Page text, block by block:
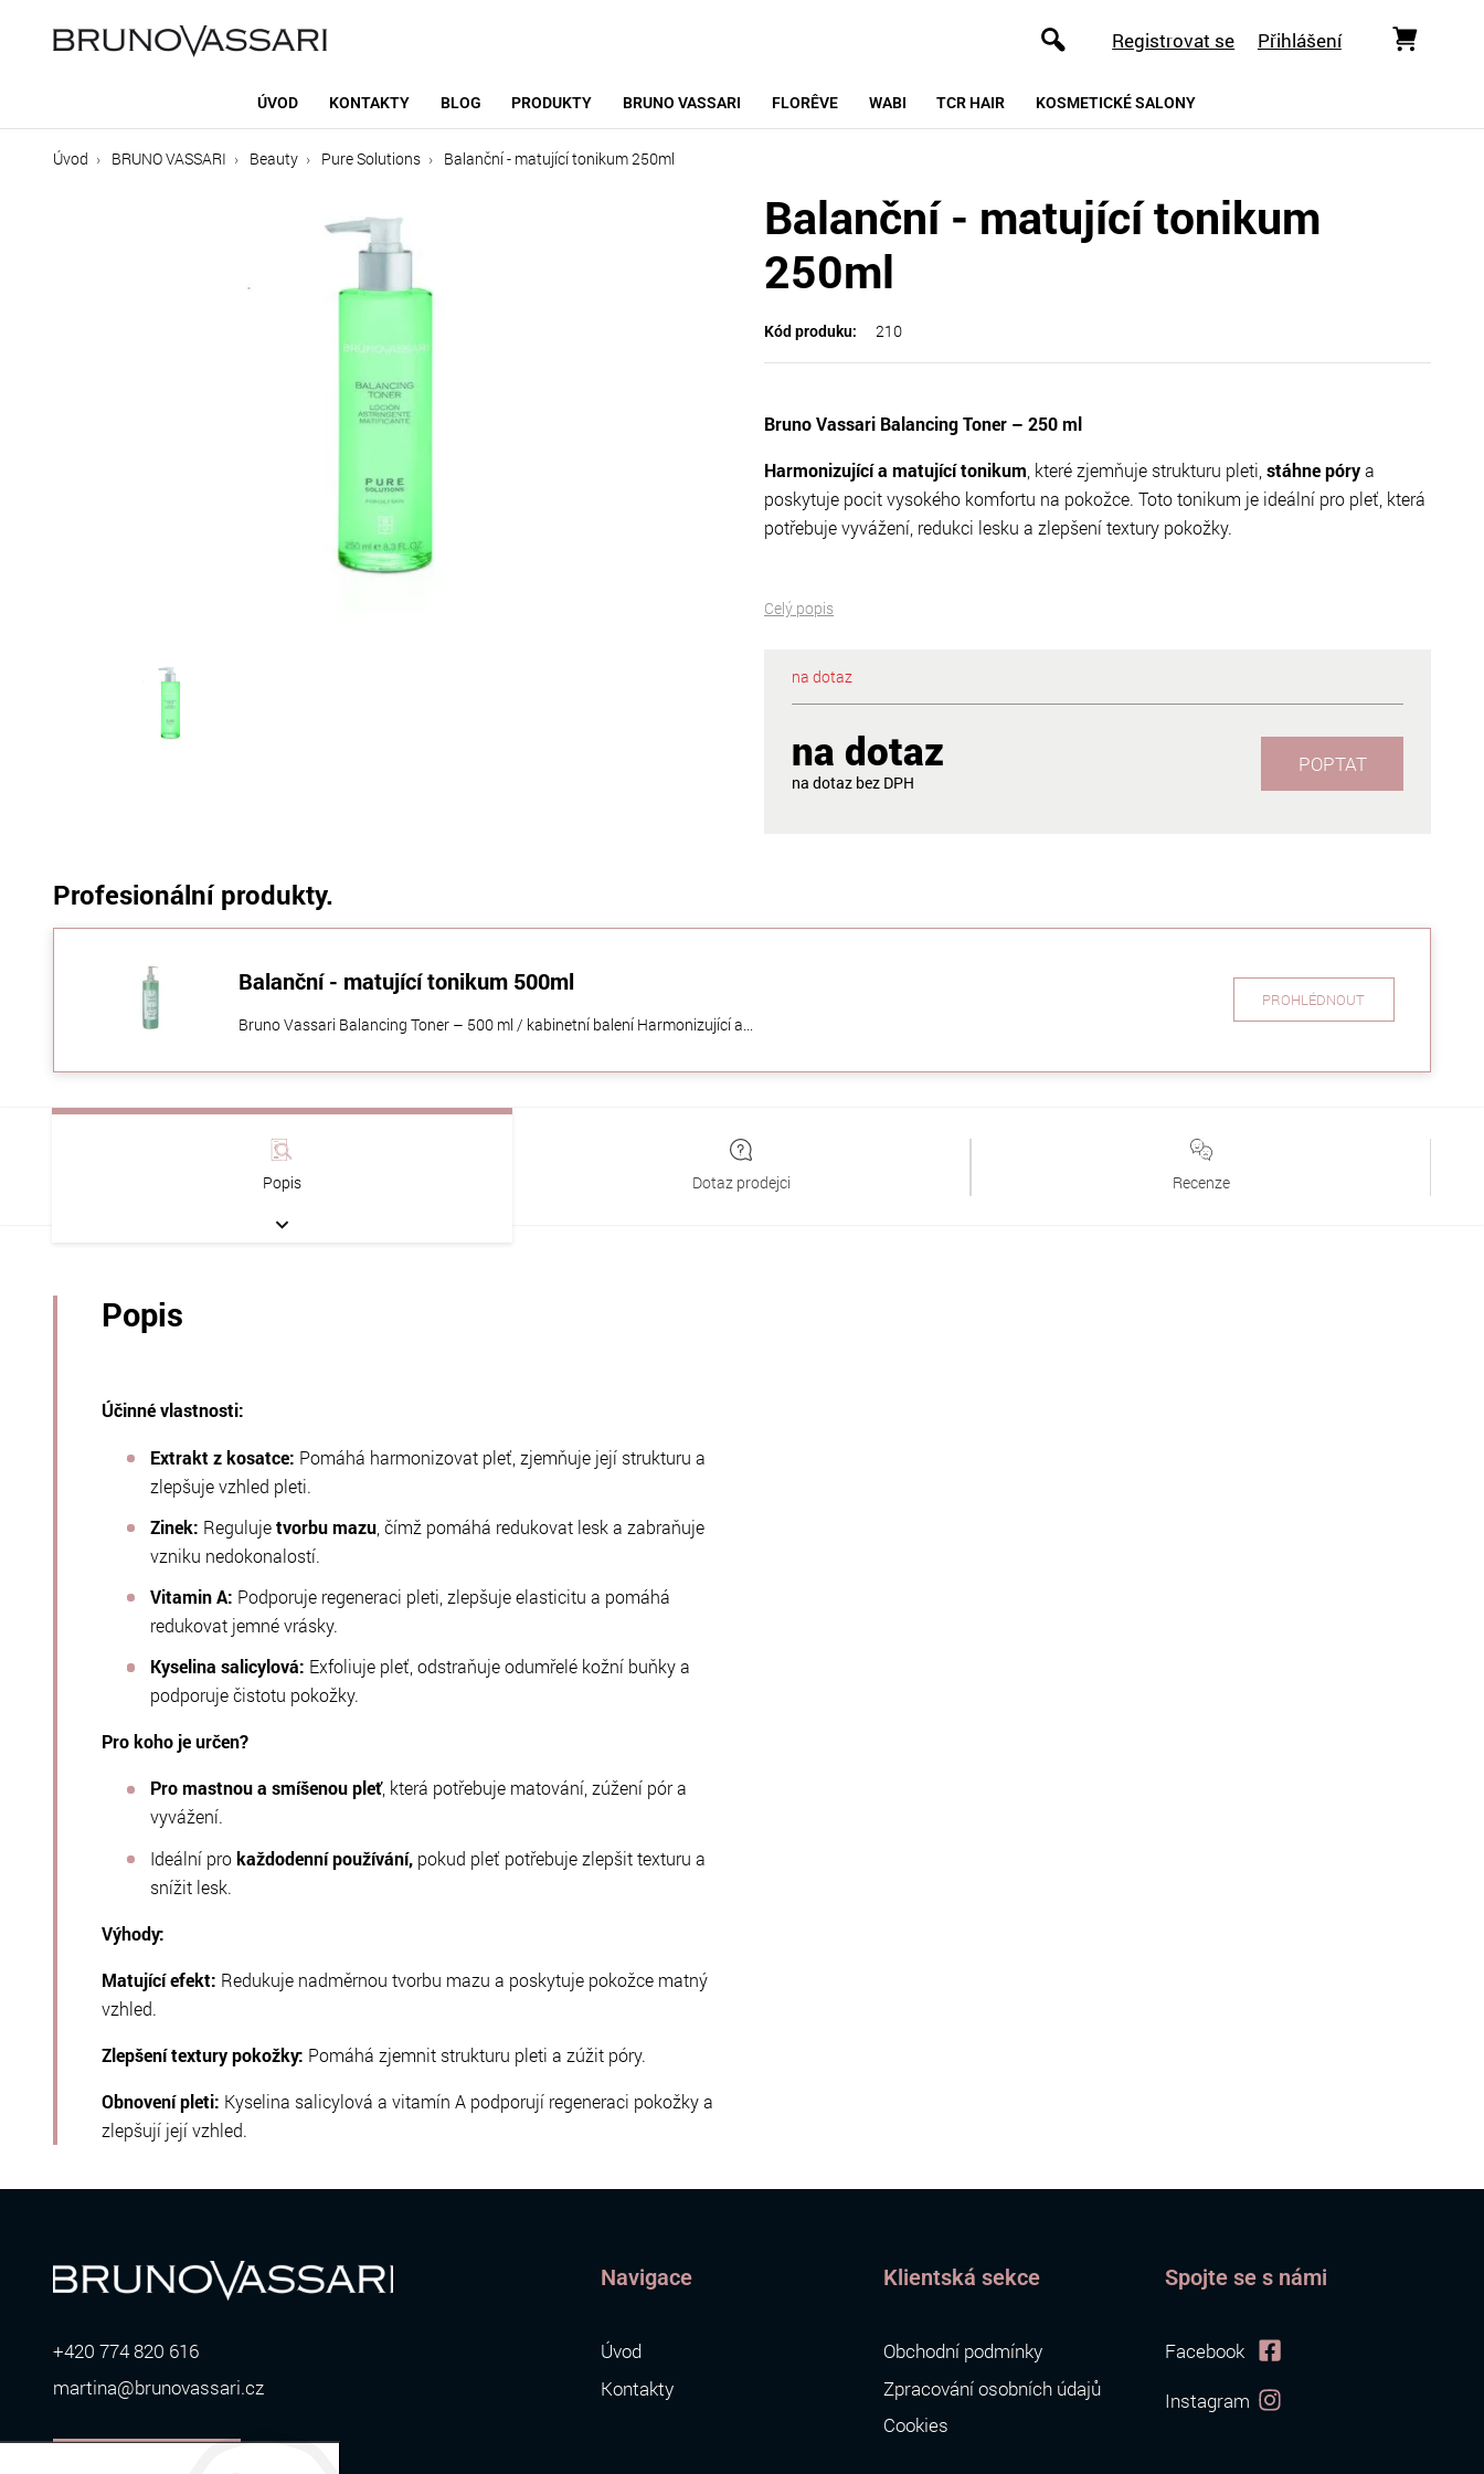
Registrovat se Přihlášení
ÚVOD KONTAKTY BLOG PRODUKTY BRUNO VASSARI FLORÊVE WABI TCR HAIR KOSMETICKÉ SALONY
Úvod BRUNO VASSARI Beauty Pure Solutions Balanční - matující tonikum 250ml
Balanční - matující tonikum
250ml
Kód produku: 210
Bruno Vassari Balancing Toner – 250 ml
Harmonizující a matující tonikum, které zjemňuje strukturu pleti,stáhne pórya
poskytuje pocit vysokého komfortu na pokožce. Toto tonikum je ideální pro pleť, která
potřebuje vyvážení, redukci lesku a zlepšení textury pokožky.
Celý popis
na dotaz
na dotaz
na dotaz
POPTAT
Profesionální produkty.
Balanční - matující tonikum 500ml
Bruno Vassari Balancing Toner – 500 ml / kabinetní balení Harmonizující a...
PROHLÉDNOUT
Popis Dotaz prodejci Recenze
Popis
Účinné vlastnosti:
Extrakt z kosatce: Pomáhá harmonizovat pleť, zjemňuje její strukturu a
zlepšuje vzhled pleti.
Zinek: Regulujetvorbu mazu , čímž pomáhá redukovat lesk a zabraňuje
vzniku nedokonalostí.
Vitamin A: Podporuje regeneraci pleti, zlepšuje elasticitu a pomáhá
redukovat jemné vrásky.
Kyselina salicylová: Exfoliuje pleť, odstraňuje odumřelé kožní buňky a
podporuje čistotu pokožky.
Pro koho je určen?
Pro mastnou a smíšenou pleť, která potřebuje matování, zúžení pór a
vyvážení.
Ideální prokaždodenní používání, pokud pleť potřebuje zlepšit texturu a
snížit lesk.
Výhody:
Matující efekt: Redukuje nadměrnou tvorbu mazu a poskytuje pokožce matný
vzhled.
Zlepšení textury pokožky: Pomáhá zjemnit strukturu pleti a zúžit póry.
Obnovení pleti: Kyselina salicylová a vitamín A podporují regeneraci pokožky a
zlepšují její vzhled.
+420 774 820 616
martina@brunovassari.cz
Navigace
Úvod
Kontakty
Klientská sekce
Obchodní podmínky
Zpracování osobních údajů
Cookies
Spojte se s námi
Facebook
Instagram